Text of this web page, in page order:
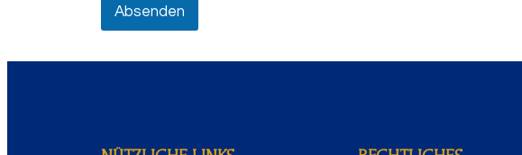
Absenden